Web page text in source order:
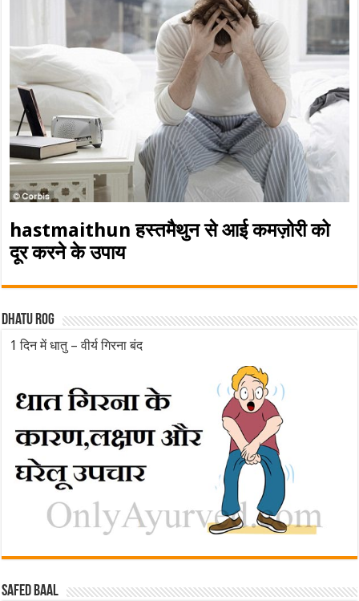
hastmaithun हस्तमैथुन से आई कमज़ोरी को
दूर करने के उपाय
Dhatu rog
1 दिन में धातु – वीर्य गिरना बंद
Safed baal